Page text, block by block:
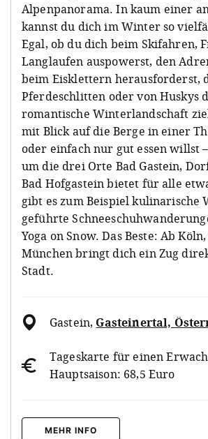
Alpenpanorama. In kaum einer
kannst du dich im Winter so
Egal, ob du dich beim Skifahren,
Langlaufen auspowerst, den
beim Eisklettern herausforderst,
Pferdeschlitten oder von Huskys
romantische Winterlandschaft
mit Blick auf die Berge in einer
oder einfach nur gut essen willst
um die drei Orte Bad Gastein,
Bad Hofgastein bietet für alle
gibt es zum Beispiel kulinarische
geführte
Yoga on Snow. Das Beste: Ab
München bringt dich ein Zug
Stadt.
Gastein, Gasteinertal,
Tageskarte für einen
Hauptsaison: 68,5 Euro
MEHR INFO